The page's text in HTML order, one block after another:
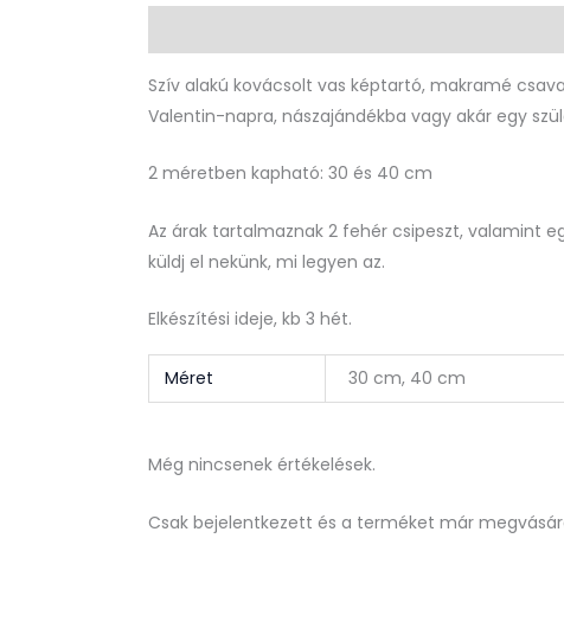
Szív alakú kovácsolt vas képtartó, makramé
Valentin-napra, nászajándékba vagy akár egy
2 méretben kapható: 30 és 40 cm
Az árak tartalmaznak 2 fehér csipeszt, valamint
küldj el nekünk, mi legyen az.
Elkészítési ideje, kb 3 hét.
Méret 30 cm, 40 cm
Még nincsenek értékelések.
Csak bejelentkezett és a terméket már